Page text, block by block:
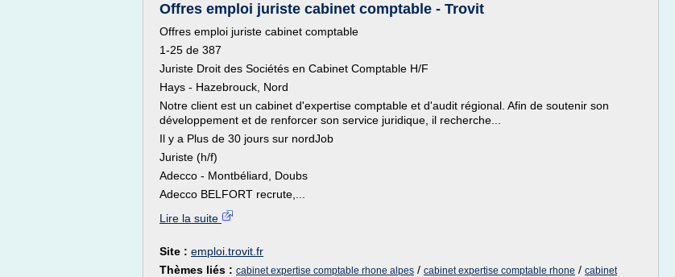
Offres emploi juriste cabinet comptable - Trovit
Offres emploi juriste cabinet comptable
1-25 de 387
Juriste Droit des Sociétés en Cabinet Comptable H/F
Hays - Hazebrouck, Nord
Notre client est un cabinet d'expertise comptable et d'audit régional. Afin de soutenir son
développement et de renforcer son service juridique, il recherche...
Il y a Plus de 30 jours sur nordJob
Juriste (h/f)
Adecco - Montbéliard, Doubs
Adecco BELFORT recrute,...
Lire la suite
Site : emploi.trovit.fr
Thèmes liés : cabinet expertise comptable rhone alpes / cabinet expertise comptable rhone / cabinet